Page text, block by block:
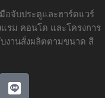
อจับประตูและฮาร์ดแวร์
รม คอนโด และโครงการ
งานสั่งผลิตตามขนาด สี